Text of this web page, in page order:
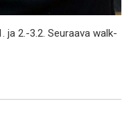
ja 2.-3.2. Seuraava walk-